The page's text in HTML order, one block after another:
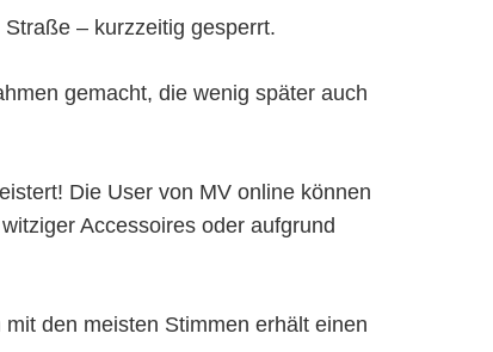
– kurzzeitig gesperrt.
gemacht, die wenig später auch
Die User von MV online können
Accessoires oder aufgrund
den meisten Stimmen erhält einen